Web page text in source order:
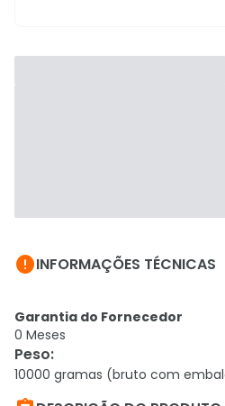
INFORMAÇÕES TÉCNICAS
Garantia do Fornecedor
0 Meses
Peso:
10000 gramas (bruto com